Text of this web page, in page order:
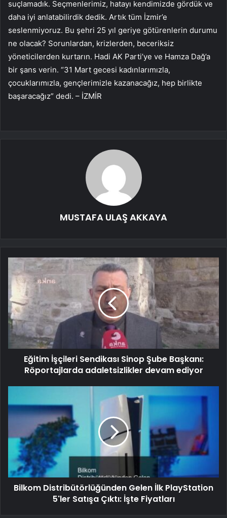
suçlamadık. Seçmenlerimiz, hatayı kendimizde gördük ve
daha iyi anlatabilirdik dedik. Artık tüm İzmir’e
seslenmiyoruz. Bu şehri 25 yıl geriye götürenlerin durumu
ne olacak? Sorunlardan, krizlerden, beceriksiz
yöneticilerden kurtarın. Hadi AK Parti’ye ve Hamza Dağ’a
bir şans verin. “31 Mart gecesi kadınlarımızla,
çocuklarımızla, gençlerimizle kazanacağız, hep birlikte
başaracağız” dedi. – İZMİR
MUSTAFA ULAŞ AKKAYA
Eğitim İşçileri Sendikası Sinop Şube Başkanı:
Röportajlarda adaletsizlikler devam ediyor
Bilkom Distribütörlüğünden Gelen İlk PlayStation
5'ler Satışa Çıktı: İşte Fiyatları